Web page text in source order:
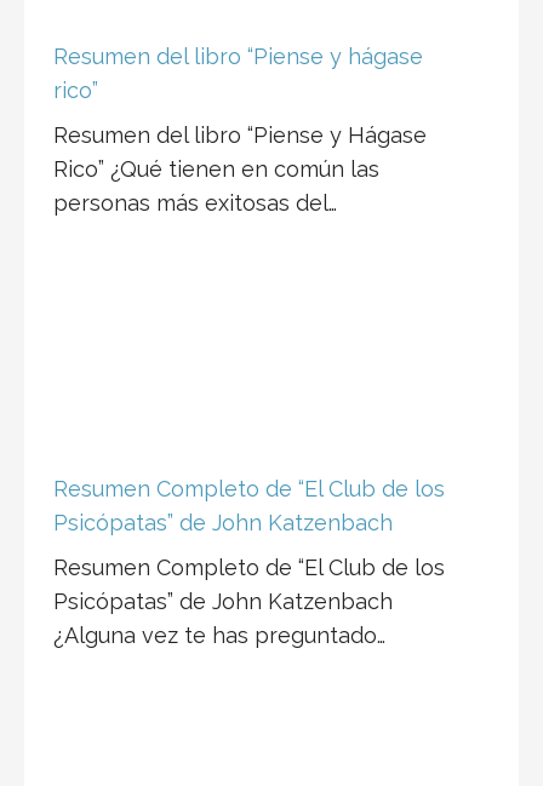
Resumen del libro “Piense y hágase
rico”
Resumen del libro “Piense y Hágase
Rico” ¿Qué tienen en común las
personas más exitosas del…
Resumen Completo de “El Club de los
Psicópatas” de John Katzenbach
Resumen Completo de “El Club de los
Psicópatas” de John Katzenbach
¿Alguna vez te has preguntado…